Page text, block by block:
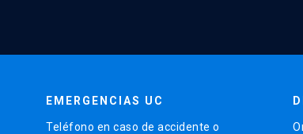
EMERGENCIAS UC
Teléfono en caso de accidente o